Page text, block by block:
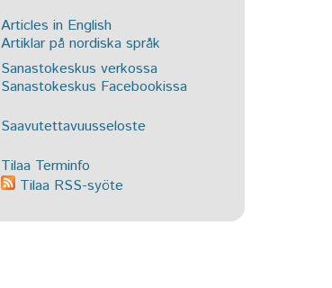
Articles in English
Artiklar på nordiska språk
Sanastokeskus verkossa
Sanastokeskus Facebookissa
Saavutettavuusseloste
Tilaa Terminfo
Tilaa RSS-syöte